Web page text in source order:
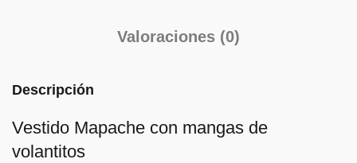
Valoraciones (0)
Descripción
Vestido Mapache con mangas de
volantitos